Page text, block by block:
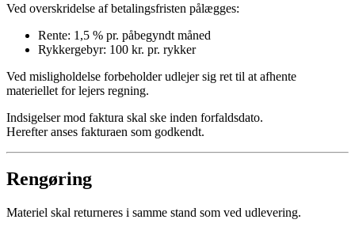
Ved overskridelse af betalingsfristen pålægges:
Rente: 1,5 % pr. påbegyndt måned
Rykkergebyr: 100 kr. pr. rykker
Ved misligholdelse forbeholder udlejer sig ret til at afhente
materiellet for lejers regning.
Indsigelser mod faktura skal ske inden forfaldsdato.
Herefter anses fakturaen som godkendt.
Rengøring
Materiel skal returneres i samme stand som ved udlevering.